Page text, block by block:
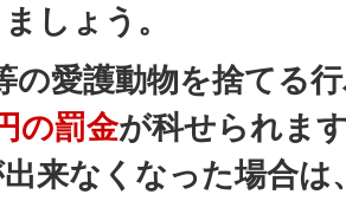
しょう。
の愛護動物を捨てる
の罰金が科せられま
来なくなった場合は